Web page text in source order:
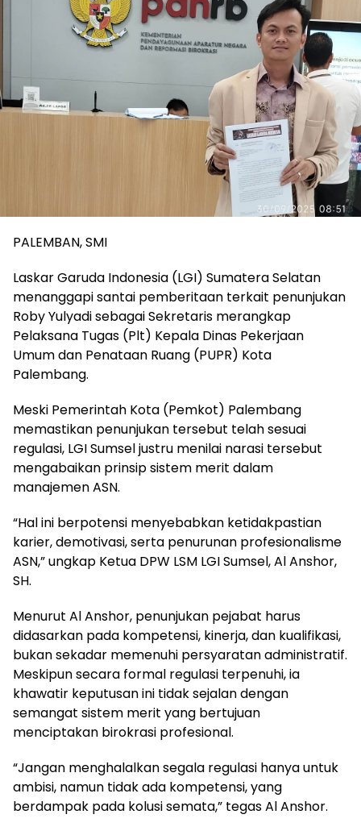
PALEMBAN, SMI
Laskar Garuda Indonesia (LGI) Sumatera Selatan
menanggapi santai pemberitaan terkait penunjukan
Roby Yulyadi sebagai Sekretaris merangkap
Pelaksana Tugas (Plt) Kepala Dinas Pekerjaan
Umum dan Penataan Ruang (PUPR) Kota
Palembang.
Meski Pemerintah Kota (Pemkot) Palembang
memastikan penunjukan tersebut telah sesuai
regulasi, LGI Sumsel justru menilai narasi tersebut
mengabaikan prinsip sistem merit dalam
manajemen ASN.
“Hal ini berpotensi menyebabkan ketidakpastian
karier, demotivasi, serta penurunan profesionalisme
ASN,” ungkap Ketua DPW LSM LGI Sumsel, Al Anshor,
SH.
Menurut Al Anshor, penunjukan pejabat harus
didasarkan pada kompetensi, kinerja, dan kualifikasi,
bukan sekadar memenuhi persyaratan administratif.
Meskipun secara formal regulasi terpenuhi, ia
khawatir keputusan ini tidak sejalan dengan
semangat sistem merit yang bertujuan
menciptakan birokrasi profesional.
“Jangan menghalalkan segala regulasi hanya untuk
ambisi, namun tidak ada kompetensi, yang
berdampak pada kolusi semata,” tegas Al Anshor.